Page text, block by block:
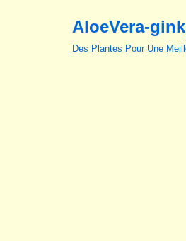
AloeVera-
Des Plantes Pour Une